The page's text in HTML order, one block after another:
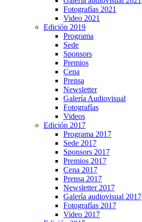
Fotografías 2021
Video 2021
Edición 2019
Programa
Sede
Sponsors
Premios
Cena
Prensa
Newsletter
Galería Audiovisual
Fotografías
Videos
Edición 2017
Programa 2017
Sede 2017
Sponsors 2017
Premios 2017
Cena 2017
Prensa 2017
Newsletter 2017
Galería audiovisual 2017
Fotografías 2017
Video 2017